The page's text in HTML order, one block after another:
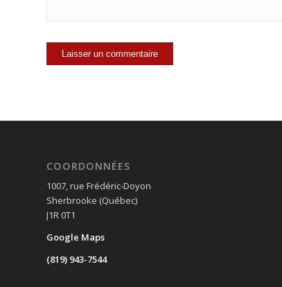
COORDONNÉES
1007, rue Frédéric-Doyon
Sherbrooke (Québec)
J1R 0T1
Google Maps
(819) 943-7544